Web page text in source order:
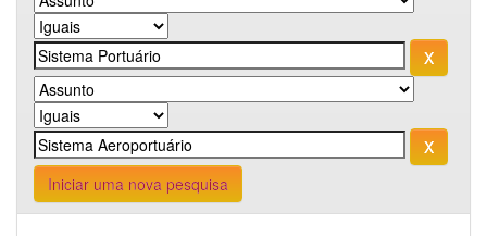
Iniciar uma nova pesquisa